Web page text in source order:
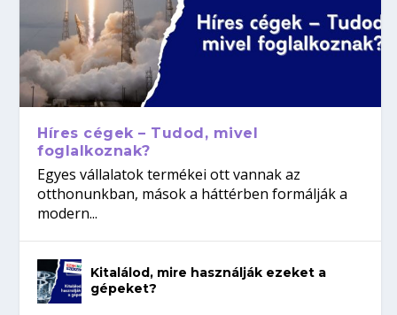
Híres cégek – Tudod, mivel
foglalkoznak?
Egyes vállalatok termékei ott vannak az
otthonunkban, mások a háttérben formálják a
modern...
Kitalálod, mire használják ezeket a
gépeket?